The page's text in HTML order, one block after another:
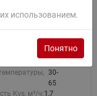
°С:100
Rp
1/2
Внутренняя
30-
65
Kvs, м³/ч:1,7
использованием.
Понятно